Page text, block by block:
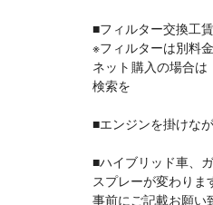
■フィルター交換工
※フィルターは別料金
ネット購入の場合
検索を
■エンジンを掛けな
■ハイブリッド車、
スプレーが変わりま
事前にご記載お願い